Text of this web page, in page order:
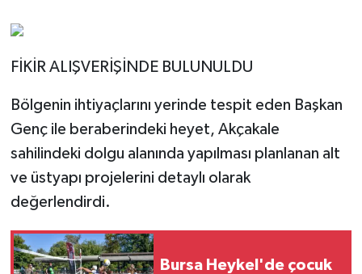
FİKİR ALIŞVERİŞİNDE BULUNULDU
Bölgenin ihtiyaçlarını yerinde tespit eden Başkan
Genç ile beraberindeki heyet, Akçakale
sahilindeki dolgu alanında yapılması planlanan alt
ve üstyapı projelerini detaylı olarak
değerlendirdi.
Bursa Heykel'de çocuk